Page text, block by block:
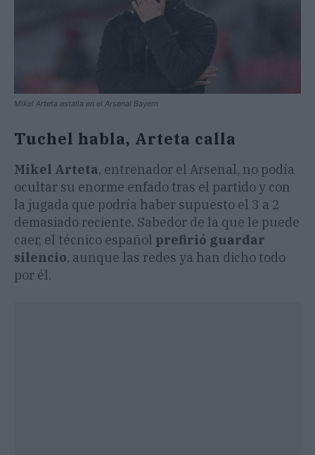
Mikel Arteta estalla en el Arsenal Bayern
Tuchel habla, Arteta calla
Mikel Arteta, entrenador el Arsenal, no podía
ocultar su enorme enfado tras el partido y con
la jugada que podría haber supuesto el 3 a 2
demasiado reciente. Sabedor de la que le puede
caer, el técnico español prefirió guardar
silencio, aunque las redes ya han dicho todo
por él.